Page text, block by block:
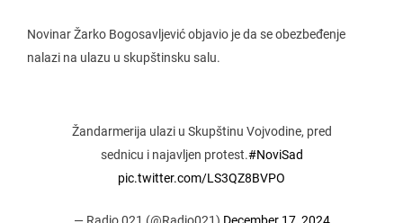
Novinar Žarko Bogosavljević objavio je da se obezbeđenje
nalazi na ulazu u skupštinsku salu.
Žandarmerija ulazi u Skupštinu Vojvodine, pred
sednicu i najavljen protest.#NoviSad
pic.twitter.com/LS3QZ8BVPO